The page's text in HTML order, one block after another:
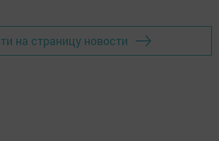
на страницу новости